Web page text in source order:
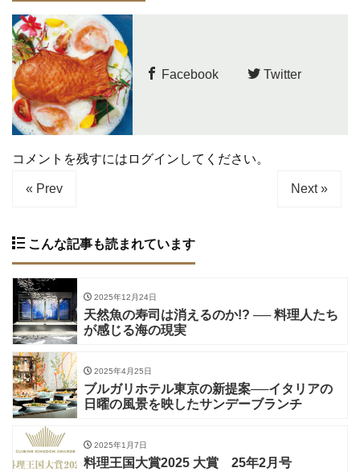
Facebook Twitter
コメントを残すにはログインしてください。
« Prev Next »
こんな記事も読まれています
2025年12月24日
天然魚の寿司は消えるのか!? ── 料理人たち
が感じる海の現実
2025年4月25日
ブルガリホテル東京の新提案──イタリアの
日曜の風景を映したサンデーブランチ
2025年1月7日
料理王国大賞2025 大賞 25年2月号